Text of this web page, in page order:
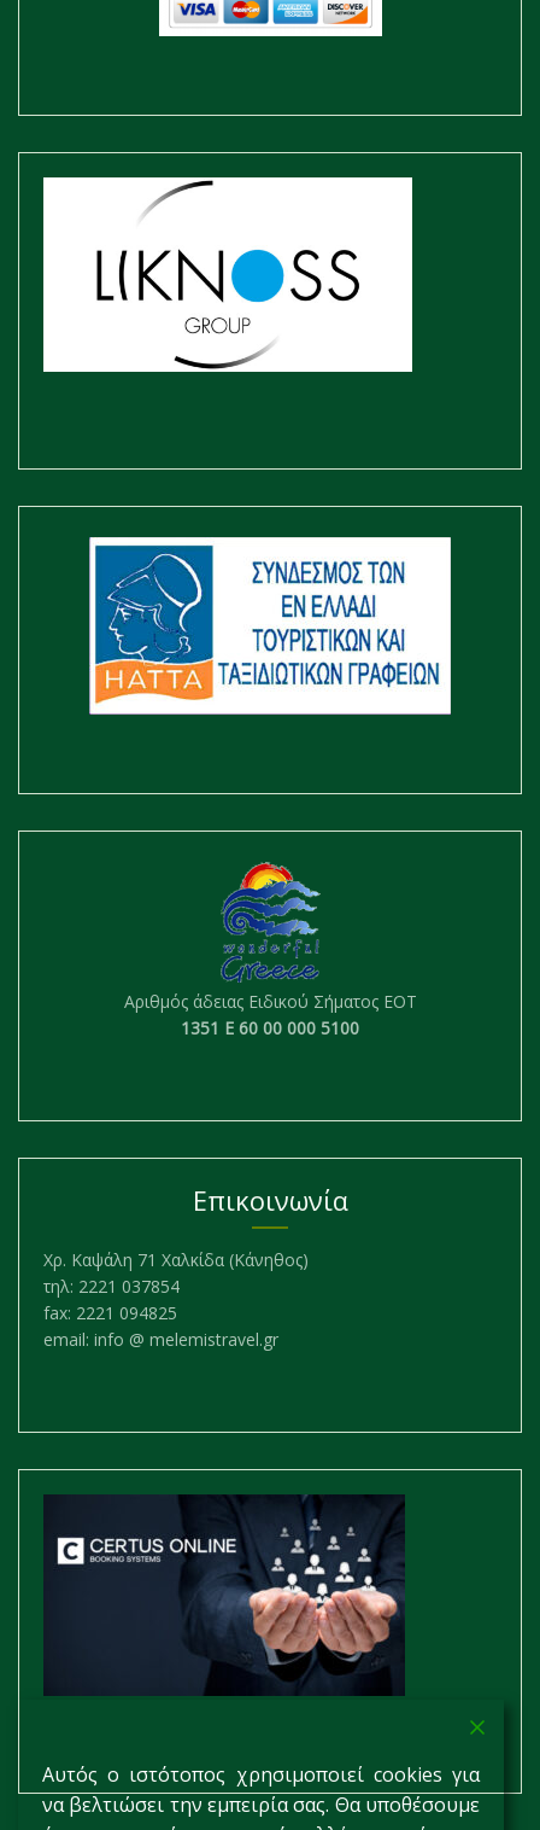
Αριθμός άδειας Ειδικού Σήματος ΕΟΤ
1351 Ε 60 00 000 5100
Επικοινωνία
Χρ. Καψάλη 71 Χαλκίδα (Κάνηθος)
τηλ: 2221 037854
fax: 2221 094825
email: info @ melemistravel.gr
Αυτός ο ιστότοπος χρησιμοποιεί cookies για
να βελτιώσει την εμπειρία σας. Θα υποθέσουμε